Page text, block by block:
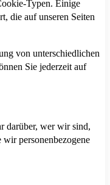
Typen. Einige
die auf unseren Seiten
von unterschiedlichen
Sie jederzeit auf
darüber, wer wir sind,
personenbezogene